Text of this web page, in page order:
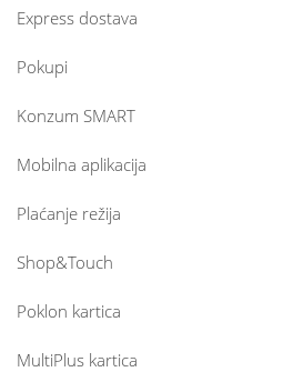
Express dostava
Pokupi
Konzum SMART
Mobilna aplikacija
Plaćanje režija
Shop&Touch
Poklon kartica
MultiPlus kartica